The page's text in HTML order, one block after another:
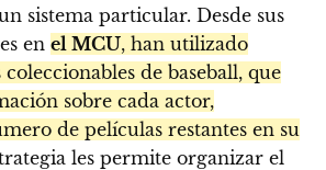
sistema particular. Desde sus
en el MCU, han utilizado
de baseball, que
sobre cada actor,
de películas restantes en su
les permite organizar el